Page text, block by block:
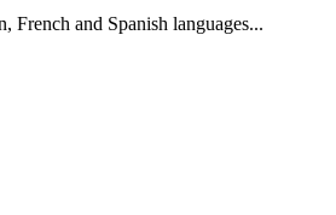
French and Spanish languages...